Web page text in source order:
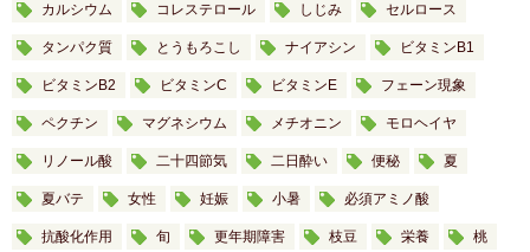
カルシウム コレステロール しじみ セルロース
タンパク質 とうもろこし ナイアシン ビタミンB1
ビタミンB2 ビタミンC ビタミンE フェーン現象
ペクチン マグネシウム メチオニン モロヘイヤ
リノール酸 二十四節気 二日酔い 便秘 夏
夏バテ 女性 妊娠 小暑 必須アミノ酸
抗酸化作用 旬 更年期障害 枝豆 栄養 桃